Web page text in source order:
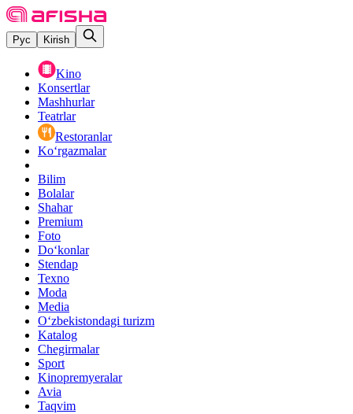
Рус Kirish
Kino
Konsertlar
Mashhurlar
Teatrlar
Restoranlar
Ko‘rgazmalar
Bilim
Bolalar
Shahar
Premium
Foto
Do‘konlar
Stendap
Texno
Moda
Media
O‘zbekistondagi turizm
Katalog
Chegirmalar
Sport
Kinopremyeralar
Avia
Taqvim